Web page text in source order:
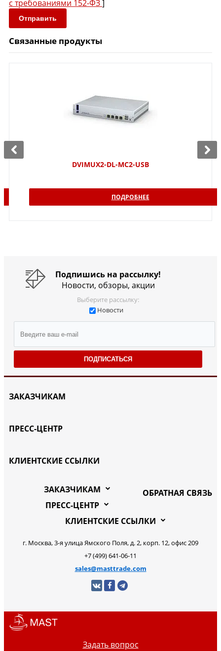
с требованиями 152-ФЗ]
Отправить
Связанные продукты
DVIMUX2-DL-MC2-USB
ПОДРОБНЕЕ
Подпишись на рассылку!
Новости, обзоры, акции
Выберите рассылку:
Новости
ПОДПИСАТЬСЯ
ЗАКАЗЧИКАМ
ПРЕСС-ЦЕНТР
КЛИЕНТСКИЕ ССЫЛКИ
ОБРАТНАЯ СВЯЗЬ
ЗАКАЗЧИКАМ
ПРЕСС-ЦЕНТР
КЛИЕНТСКИЕ ССЫЛКИ
г. Москва, 3-я улица Ямского Поля, д. 2, корп. 12, офис 209
+7 (499) 641-06-11
sales@masttrade.com
Задать вопрос